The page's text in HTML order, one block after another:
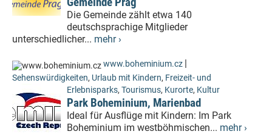
Die Gemeinde zählt etwa 140
deutschsprachige Mitglieder
unterschiedlicher... mehr ›
www.boheminium.cz |
Sehenswürdigkeiten, Urlaub mit Kindern, Freizeit- und
Erlebnisparks, Tourismus, Kurorte, Kultur
Park Boheminium, Marienbad
Ideal für Ausflüge mit Kindern: Im Park
Boheminium im westböhmischen... mehr ›